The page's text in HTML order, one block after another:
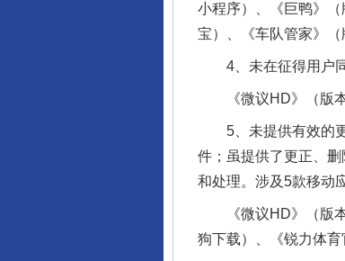
小程序）、《巨鸭》
宝）、《车队管家》
4、未在征得用户同
《微议HD》（版本
5、未提供有效的更
件；虽提供了更正、
和处理。涉及5款移动
《微议HD》（版本
狗下载）、《锐力体